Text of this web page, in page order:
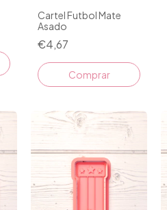
Cartel Futbol Mate
Asado
€4,67
Comprar